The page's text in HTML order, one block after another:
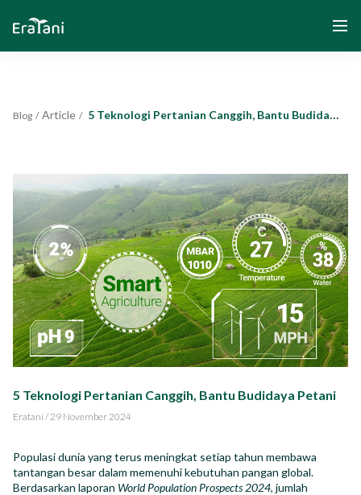
About Us
Solution
Community and Program
Yayasan Segenggam Beras
Media
Blog / Article / 5 Teknologi Pertanian Canggih, Bantu Budidaya Petani
5 Teknologi Pertanian Canggih, Bantu Budidaya Petani
Eratani /29 November 2024
Populasi dunia yang terus meningkat setiap tahun membawa
tantangan besar dalam memenuhi kebutuhan pangan global.
Berdasarkan laporan World Population Prospects 2024, jumlah